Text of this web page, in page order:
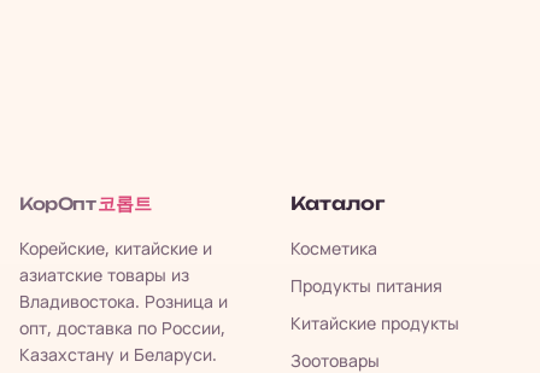
КорОпт 코롭트
Корейские, китайские и
азиатские товары из
Владивостока. Розница и
опт, доставка по России,
Казахстану и Беларуси.
Каталог
Косметика
Продукты питания
Китайские продукты
Зоотовары